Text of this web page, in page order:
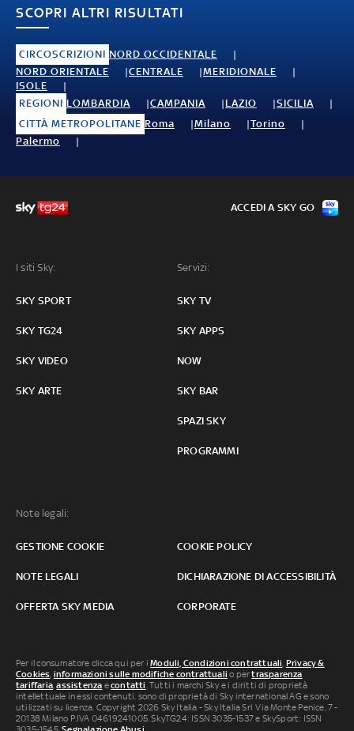
SCOPRI ALTRI RISULTATI
CIRCOSCRIZIONI NORD OCCIDENTALE
NORD ORIENTALE
CENTRALE
MERIDIONALE
ISOLE
REGIONI LOMBARDIA CAMPANIA LAZIO
SICILIA
CITTÀ METROPOLITANE Roma Milano
Torino
Palermo
I siti Sky:
SKY SPORT
SKY TG24
SKY VIDEO
SKY ARTE
Servizi:
SKY TV
SKY APPS
NOW
SKY BAR
SPAZI SKY
PROGRAMMI
Note legali:
GESTIONE COOKIE COOKIE POLICY
NOTE LEGALI DICHIARAZIONE DI ACCESSIBILITÀ
OFFERTA SKY MEDIA CORPORATE
ACCEDI A SKY GO
Per il consumatore clicca qui per iModuli, Condizioni contrattuali, Privacy &
Cookies, informazioni sulle modifiche contrattuali o pertrasparenza
tariffaria,assistenza econtatti. Tutti i marchi Sky e i diritti di proprietà
intellettuale in essi contenuti, sono di proprietà di Sky international AG e sono
utilizzati su licenza. Copyright 2026 Sky Italia - Sky Italia Srl Via Monte Penice, 7 -
20138 Milano P.IVA 04619241005. SkyTG24: ISSN 3035-1537 e SkySport: ISSN